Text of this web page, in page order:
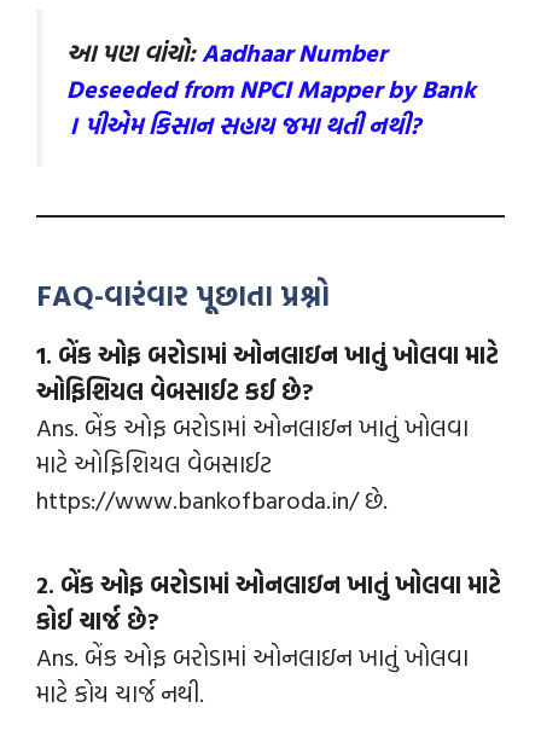
આ પણ વાંચો:Aadhaar Number
Deseeded from NPCI Mapper by Bank
। પીએમ કિસાન સહાય જમા થતી નથી?
FAQ-વારંવાર પૂછાતા પ્રશ્નો
1. બેંક ઓફ બરોડામાં ઓનલાઇન ખાતું ખોલવા માટે
ઓફિશિયલ વેબસાઈટ કઈ છે?
Ans. બેંક ઓફ બરોડામાં ઓનલાઇન ખાતું ખોલવા
માટે ઓફિશિયલ વેબસાઈટ
https://www.bankofbaroda.in/ છે.
2. બેંક ઓફ બરોડામાં ઓનલાઇન ખાતું ખોલવા માટે
કોઈ ચાર્જ છે?
Ans. બેંક ઓફ બરોડામાં ઓનલાઇન ખાતું ખોલવા
માટે કોય ચાર્જ નથી.